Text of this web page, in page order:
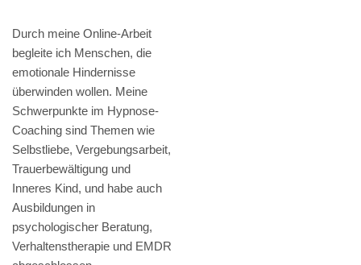
Durch meine Online-Arbeit
begleite ich Menschen, die
emotionale Hindernisse
überwinden wollen. Meine
Schwerpunkte im Hypnose-
Coaching sind Themen wie
Selbstliebe, Vergebungsarbeit,
Trauerbewältigung und
Inneres Kind, und habe auch
Ausbildungen in
psychologischer Beratung,
Verhaltenstherapie und EMDR